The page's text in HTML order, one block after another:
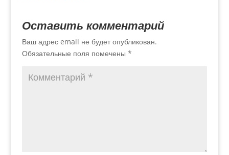
Оставить комментарий
Ваш адрес email не будет опубликован.
Обязательные поля помечены *